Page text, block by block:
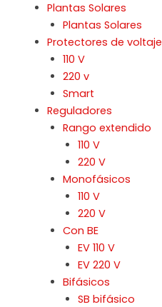
Plantas Solares
Plantas Solares
Protectores de voltaje
110 V
220 v
Smart
Reguladores
Rango extendido
110 V
220 V
Monofásicos
110 V
220 V
Con BE
EV 110 V
EV 220 V
Bifásicos
SB bifásico